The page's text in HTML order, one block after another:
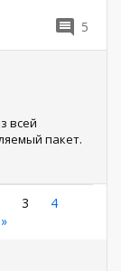
5
всей
пакет.
Текущая
3 Страница
4